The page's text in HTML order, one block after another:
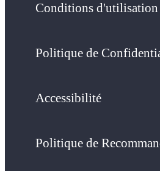
Conditions d'utilisation
Politique de
Accessibilité
Politique de